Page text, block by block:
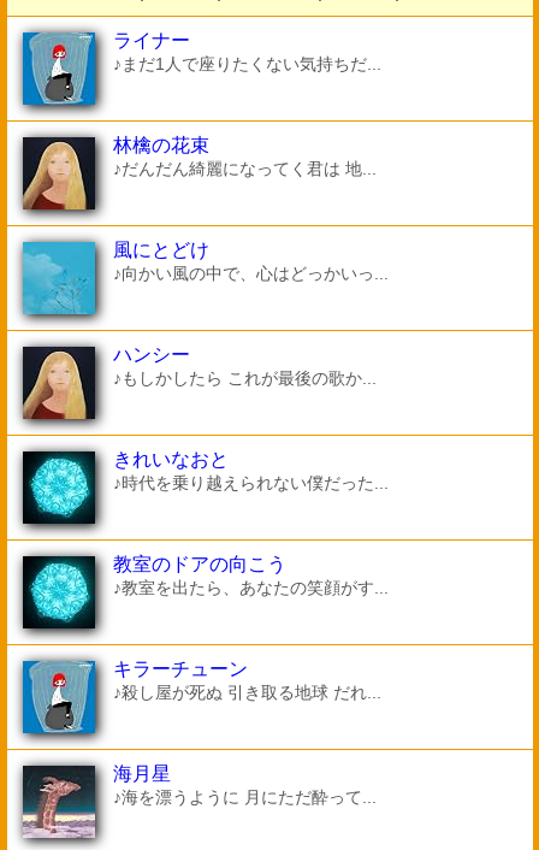
ライナー
♪まだ1人で座りたくない気持ちだ...
林檎の花束
♪だんだん綺麗になってく君は 地...
風にとどけ
♪向かい風の中で、心はどっかいっ...
ハンシー
♪もしかしたら これが最後の歌か...
きれいなおと
♪時代を乗り越えられない僕だった...
教室のドアの向こう
♪教室を出たら、あなたの笑顔がす...
キラーチューン
♪殺し屋が死ぬ 引き取る地球 だれ...
海月星
♪海を漂うように 月にただ酔って...